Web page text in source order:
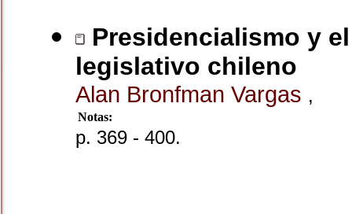
Presidencialismo y
legislativo chileno
Alan Bronfman Vargas ,
Notas:
p. 369 - 400.